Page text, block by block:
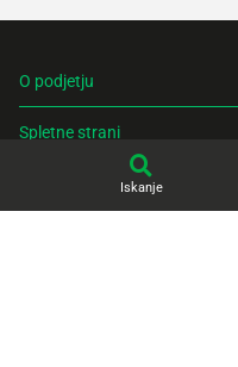
Iskanje
O podjetju
Spletne strani